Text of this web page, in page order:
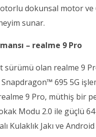
dokunsal motor ve
sunar.
– realme 9 Pro
sürümü olan realme 9
695 5G
9 Pro, müthiş bir
Modu 2.0 ile güçlü
Kulaklık Jakı ve